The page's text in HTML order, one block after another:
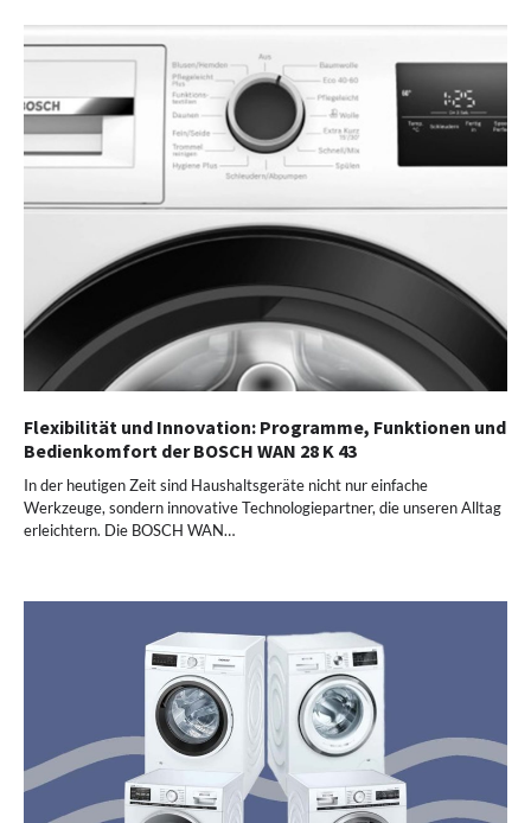
Flexibilität und Innovation: Programme, Funktionen und
Bedienkomfort der BOSCH WAN 28 K 43
In der heutigen Zeit sind Haushaltsgeräte nicht nur einfache
Werkzeuge, sondern innovative Technologiepartner, die unseren Alltag
erleichtern. Die BOSCH WAN…